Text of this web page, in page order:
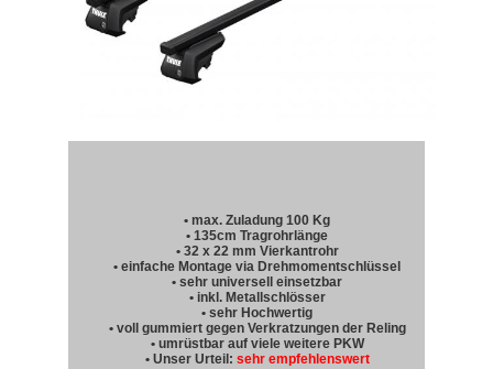
• max. Zuladung 100 Kg
• 135cm Tragrohrlänge
• 32 x 22 mm Vierkantrohr
• einfache Montage via Drehmomentschlüssel
• sehr universell einsetzbar
• inkl. Metallschlösser
• sehr Hochwertig
• voll gummiert gegen Verkratzungen der Reling
• umrüstbar auf viele weitere PKW
• Unser Urteil: sehr empfehlenswert